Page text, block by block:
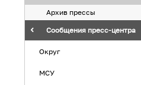
Архив прессы
Сообщения пресс-центра
Округ
МСУ